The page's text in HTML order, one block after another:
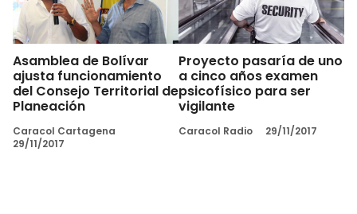
Asamblea de Bolívar
ajusta funcionamiento
del Consejo Territorial de
Planeación
Caracol Cartagena
29/11/2017
Proyecto pasaría de uno
a cinco años examen
psicofísico para ser
vigilante
Caracol Radio 29/11/2017